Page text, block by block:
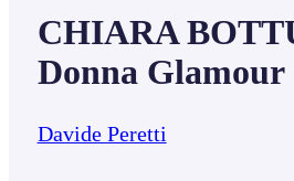
CHIARA
Donna Glamour
Davide Peretti